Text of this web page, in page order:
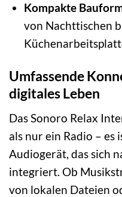
Kompakte
von Nachttischen
Umfassende
digitales Leben
Das Sonoro Relax
als nur ein Radio – es
Audiogerät, das sich
integriert. Ob
von lokalen Dateien